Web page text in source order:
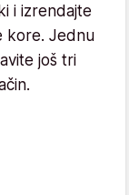
i izrendajte
kore. Jednu
još tri